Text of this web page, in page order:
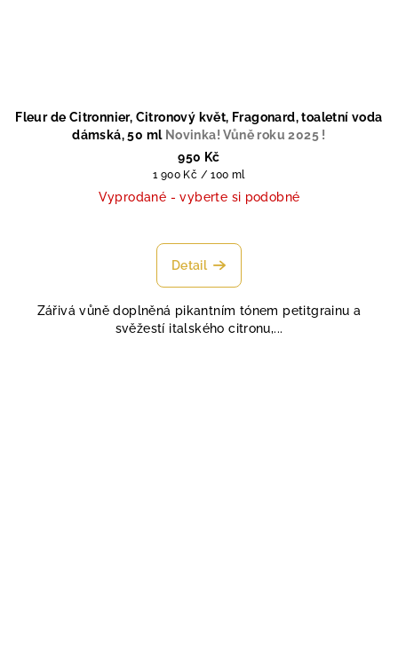
Fleur de Citronnier, Citronový květ, Fragonard, toaletní voda
dámská, 50 ml Novinka! Vůně roku 2025 !
950 Kč
Měrná
cena:
1 900 Kč / 100 ml
Vyprodané - vyberte si podobné
hodnocení
produktu
z
5
Detail
Zářivá vůně doplněná pikantním tónem petitgrainu a
svěžestí italského citronu,...